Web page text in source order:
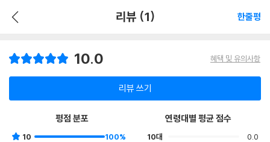
리뷰 (1) 한줄평
10.0 혜택 및 유의사항
리뷰 쓰기
평점 분포
10
100%
연령대별 평균 점수
10대
0.0